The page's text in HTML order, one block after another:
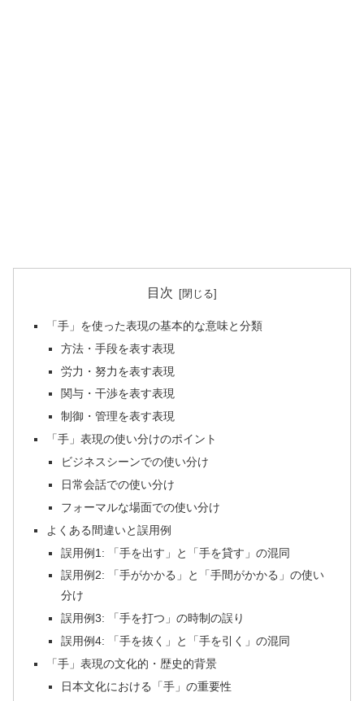
目次
「手」を使った表現の基本的な意味と分類
方法・手段を表す表現
労力・努力を表す表現
関与・干渉を表す表現
制御・管理を表す表現
「手」表現の使い分けのポイント
ビジネスシーンでの使い分け
日常会話での使い分け
フォーマルな場面での使い分け
よくある間違いと誤用例
誤用例1: 「手を出す」と「手を貸す」の混同
誤用例2: 「手がかかる」と「手間がかかる」の使い
分け
誤用例3: 「手を打つ」の時制の誤り
誤用例4: 「手を抜く」と「手を引く」の混同
「手」表現の文化的・歴史的背景
日本文化における「手」の重要性